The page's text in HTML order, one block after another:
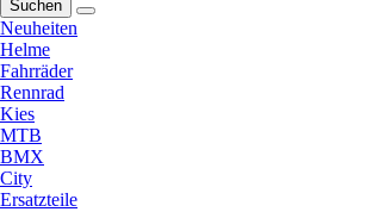
Suchen
Neuheiten
Helme
Fahrräder
Rennrad
Kies
MTB
BMX
City
Ersatzteile